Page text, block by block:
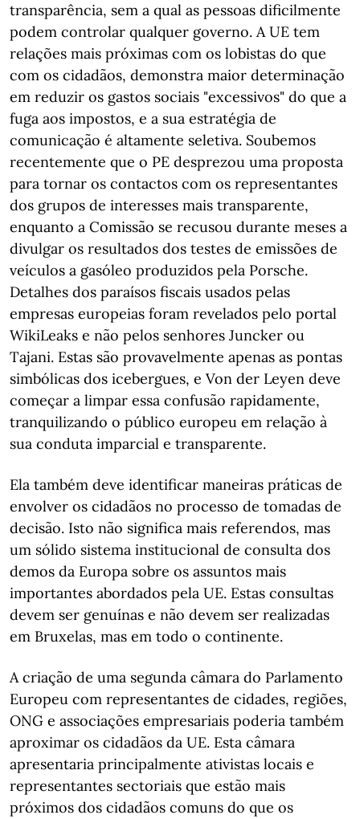
transparência, sem a qual as pessoas dificilmente
podem controlar qualquer governo. A UE tem
relações mais próximas com os lobistas do que
com os cidadãos, demonstra maior determinação
em reduzir os gastos sociais "excessivos" do que a
fuga aos impostos, e a sua estratégia de
comunicação é altamente seletiva. Soubemos
recentemente que o PE desprezou uma proposta
para tornar os contactos com os representantes
dos grupos de interesses mais transparente,
enquanto a Comissão se recusou durante meses a
divulgar os resultados dos testes de emissões de
veículos a gasóleo produzidos pela Porsche.
Detalhes dos paraísos fiscais usados ​​pelas
empresas europeias foram revelados pelo portal
WikiLeaks e não pelos senhores Juncker ou
Tajani. Estas são provavelmente apenas as pontas
simbólicas dos icebergues, e Von der Leyen deve
começar a limpar essa confusão rapidamente,
tranquilizando o público europeu em relação à
sua conduta imparcial e transparente.
Ela também deve identificar maneiras práticas de
envolver os cidadãos no processo de tomadas de
decisão. Isto não significa mais referendos, mas
um sólido sistema institucional de consulta dos
demos da Europa sobre os assuntos mais
importantes abordados pela UE. Estas consultas
devem ser genuínas e não devem ser realizadas
em Bruxelas, mas em todo o continente.
A criação de uma segunda câmara do Parlamento
Europeu com representantes de cidades, regiões,
ONG e associações empresariais poderia também
aproximar os cidadãos da UE. Esta câmara
apresentaria principalmente ativistas locais e
representantes sectoriais que estão mais
próximos dos cidadãos comuns do que os